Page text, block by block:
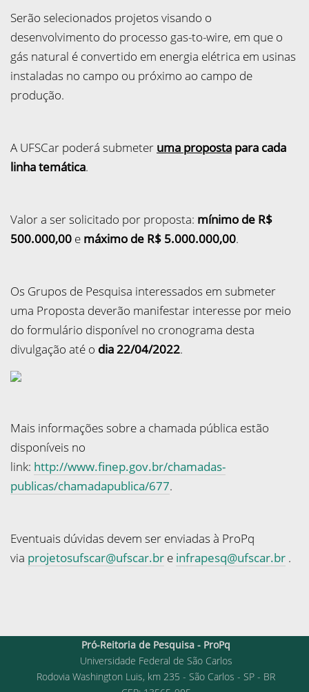
Serão selecionados projetos visando o
desenvolvimento do processo gas-to-wire, em que o
gás natural é convertido em energia elétrica em usinas
instaladas no campo ou próximo ao campo de
produção.
A UFSCar poderá submeter uma proposta para cada
linha temática.
Valor a ser solicitado por proposta: mínimo de R$
500.000,00 e máximo de R$ 5.000.000,00.
Os Grupos de Pesquisa interessados em submeter
uma Proposta deverão manifestar interesse por meio
do formulário disponível no cronograma desta
divulgação até o dia 22/04/2022.
Mais informações sobre a chamada pública estão
disponíveis no
link: http://www.finep.gov.br/chamadas-
publicas/chamadapublica/677.
Eventuais dúvidas devem ser enviadas à ProPq
via projetosufscar@ufscar.br e infrapesq@ufscar.br .
Pró-Reitoria de Pesquisa - ProPq
Universidade Federal de São Carlos
Rodovia Washington Luis, km 235 - São Carlos - SP - BR